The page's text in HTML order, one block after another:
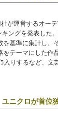
が運営するオー
キングを発表した
基準に集計し、
テーマにした作
りするなど、文
ニクロが首位